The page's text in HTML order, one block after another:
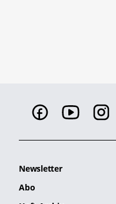
Newsletter
Abo